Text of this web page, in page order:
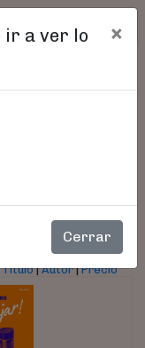
ir a ver lo
×
Cerrar
Título|Autor|Precio